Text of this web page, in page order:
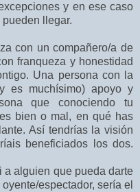
y en ese caso
llegar.
con un compañero/a de
franqueza y honestidad
Una persona con la
es muchísimo) apoyo y
que conociendo tu
bien o mal, en qué has
Así tendrías la visión
beneficiados los dos.
a alguien que pueda darte
espectador, sería el